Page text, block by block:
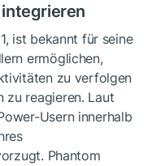
ist bekannt für seine
ermöglichen,
zu verfolgen
reagieren. Laut
Usern innerhalb
Phantom